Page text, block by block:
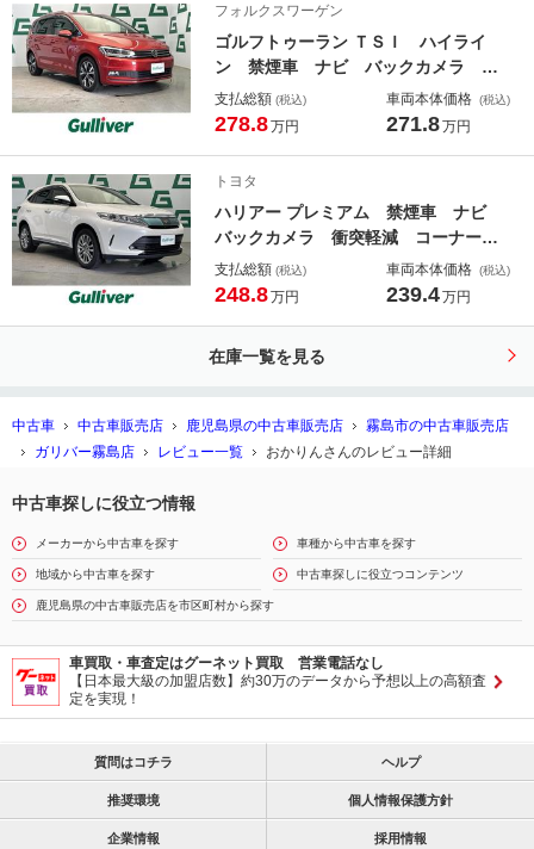
Ｃ Ｂｌｕｅｔｏｏｔｈ
フォルクスワーゲン
ゴルフトゥーラン ＴＳＩ ハイライ
ン 禁煙車 ナビ バックカメラ Ｅ
ＴＣ 前後ドライブレコーダー 衝突
軽減 前後コーナーセンサー アイド
イト 電格ミラー 純正アルミホイー
ル
支払総額 (税込)
278.8万円
車両本体価格 (税込)
271.8万円
トヨタ
ハリアー プレミアム 禁煙車 ナビ
バックカメラ 衝突軽減 コーナーセ
ンサー ＥＴＣ ドラレコ クルーズ
コントロール アイドリングストッ
ックドア
支払総額 (税込)
248.8万円
車両本体価格 (税込)
239.4万円
在庫一覧を見る
中古車 中古車販売店 鹿児島県の中古車販売店
霧島市の中古車販売店
ガリバー霧島店
レビュー一覧 おかりんさんのレビュー詳細
中古車探しに役立つ情報
メーカーから中古車を探す 車種から中古車を探す
地域から中古車を探す 中古車探しに役立つコンテンツ
鹿児島県の中古車販売店を市区町村から探す
車買取・車査定はグーネット買取 営業電話なし
【日本最大級の加盟店数】約30万のデータから予想以上の高額査
定を実現！
質問はコチラ ヘルプ
推奨環境 個人情報保護方針
企業情報 採用情報